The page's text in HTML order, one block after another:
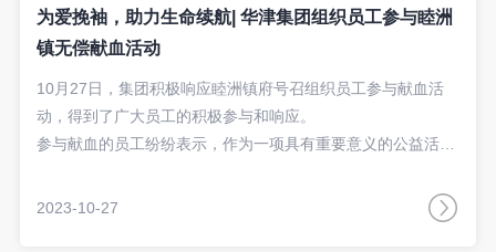
为爱挽袖，助力生命续航| 华津集团组织员工参与睦洲
镇无偿献血活动
10月27日，集团积极响应睦洲镇府号召组织员工参与献血活
动，得到了广大员工的积极参与和响应。
参与献血的员工纷纷表示，作为一项具有重要意义的公益活
生命的希望，今后还将继续参与。
2023-10-27